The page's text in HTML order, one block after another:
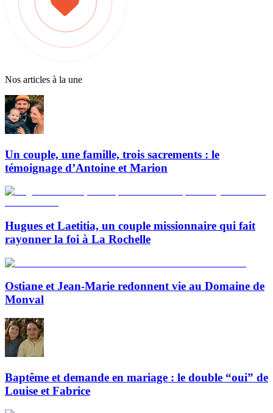
Nos articles à la une
Un couple, une famille, trois sacrements : le
témoignage d’Antoine et Marion
Hugues et Laetitia, un couple missionnaire qui fait
rayonner la foi à La Rochelle
Ostiane et Jean-Marie redonnent vie au Domaine de
Monval
Baptême et demande en mariage : le double “oui” de
Louise et Fabrice